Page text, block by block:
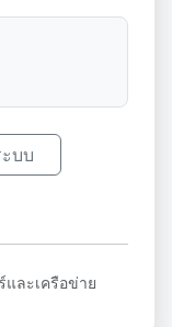
บบ
ละเครือข่าย